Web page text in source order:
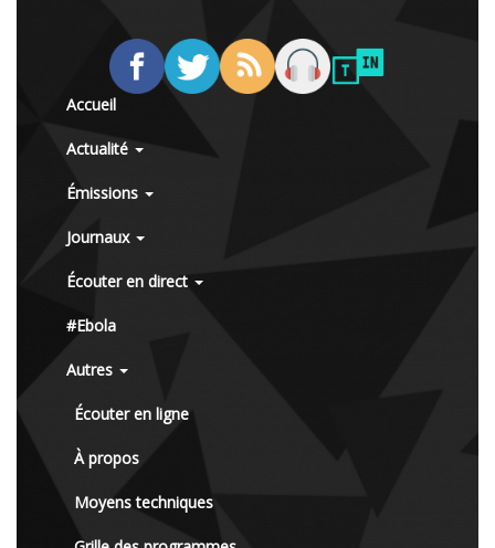
Accueil
Actualité
Émissions
Journaux
Écouter en direct
#Ebola
Autres
Écouter en ligne
À propos
Moyens techniques